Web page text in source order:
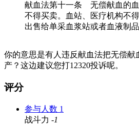
献血法第十一条 无偿献血的血
不得买卖。血站、医疗机构不
出售给单采血浆站或者血液制品
你的意思是有人违反献血法把无偿献
产？这边建议您打12320投诉呢。
评分
参与人数 1
战斗力 -1